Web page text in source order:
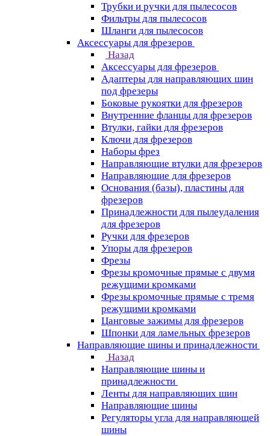
Трубки и ручки для пылесосов
Фильтры для пылесосов
Шланги для пылесосов
Аксессуары для фрезеров
Назад
Аксессуары для фрезеров
Адаптеры для направляющих шин
под фрезеры
Боковые рукоятки для фрезеров
Внутренние фланцы для фрезеров
Втулки, гайки для фрезеров
Ключи для фрезеров
Наборы фрез
Направляющие втулки для фрезеров
Направляющие для фрезеров
Основания (базы), пластины для
фрезеров
Принадлежности для пылеудаления
для фрезеров
Ручки для фрезеров
Упоры для фрезеров
Фрезы
Фрезы кромочные прямые с двумя
режущими кромками
Фрезы кромочные прямые с тремя
режущими кромками
Цанговые зажимы для фрезеров
Шпонки для ламельных фрезеров
Направляющие шины и принадлежности
Назад
Направляющие шины и
принадлежности
Ленты для направляющих шин
Направляющие шины
Регуляторы угла для направляющей
шины